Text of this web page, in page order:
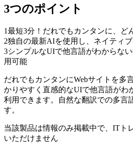
3つのポイント
1最短3分！だれでもカンタンに、ど
2独自の最新AIを使用し、ネイティ
3シンプルなUIで他言語がわからな
用可能
だれでもカンタンにWebサイトを多
かりやすく直感的なUIで他言語がわ
利用できます。自然な翻訳での多言
す。
当該製品は情報のみ掲載中で、ITト
いただけません